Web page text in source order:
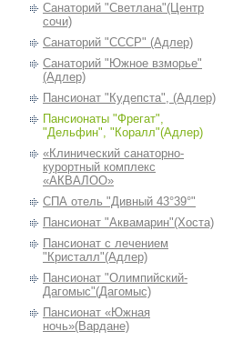
Санаторий "Светлана"(Центр
сочи)
Санаторий "СССР" (Адлер)
Cанаторий "Южное взморье"
(Адлер)
Пансионат "Кудепста", (Адлер)
Пансионаты "Фрегат",
"Дельфин", "Коралл"(Адлер)
«Клинический санаторно-
курортный комплекс
«АКВАЛОО»
СПА отель "Дивный 43°39°"
Пансионат "Аквамарин"(Хоста)
Пансионат с лечением
"Кристалл"(Адлер)
Пансионат "Олимпийский-
Дагомыс"(Дагомыс)
Пансионат «Южная
ночь»(Вардане)